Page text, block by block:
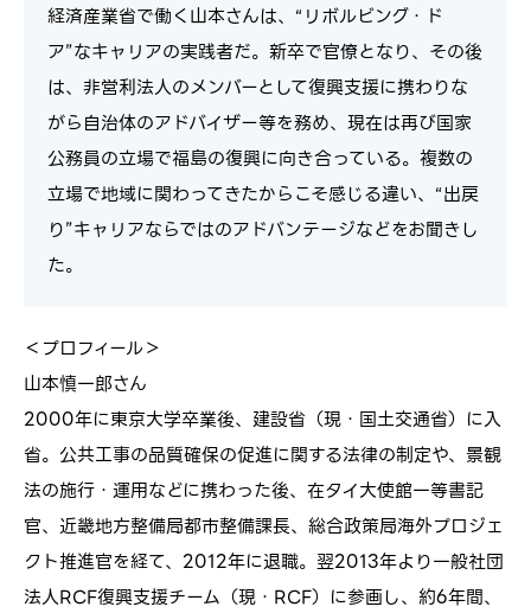
経済産業省で働く山本さんは、“リボルビング・ド
ア”なキャリアの実践者だ。新卒で官僚となり、その後
は、非営利法人のメンバーとして復興支援に携わりな
がら自治体のアドバイザー等を務め、現在は再び国家
公務員の立場で福島の復興に向き合っている。複数の
立場で地域に関わってきたからこそ感じる違い、“出戻
り”キャリアならではのアドバンテージなどをお聞きし
た。
＜プロフィール＞
山本慎一郎さん
2000年に東京大学卒業後、建設省（現・国土交通省）に入
省。公共工事の品質確保の促進に関する法律の制定や、景観
法の施行・運用などに携わった後、在タイ大使館一等書記
官、近畿地方整備局都市整備課長、総合政策局海外プロジェ
クト推進官を経て、2012年に退職。翌2013年より一般社団
法人RCF復興支援チーム（現・RCF）に参画し、約6年間、